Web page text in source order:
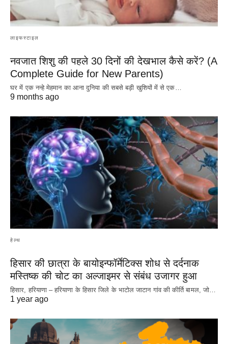
लाइफस्टाइल
नवजात शिशु की पहले 30 दिनों की देखभाल कैसे करें? (A
Complete Guide for New Parents)
घर में एक नन्हे मेहमान का आना दुनिया की सबसे बड़ी खुशियों में से एक…
9 months ago
हेल्थ
हिसार की छात्रा के बायोइन्फॉर्मेटिक्स शोध से दर्दनाक
मस्तिष्क की चोट का अल्जाइमर से संबंध उजागर हुआ
हिसार, हरियाणा – हरियाणा के हिसार जिले के भाटोल जाटान गांव की कीर्ति बामल, जो…
1 year ago